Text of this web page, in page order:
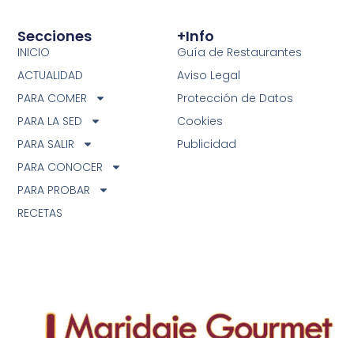
+info
Guía de Restaurantes
Aviso Legal
Protección de Datos
Cookies
Publicidad
Secciones
INICIO
ACTUALIDAD
PARA COMER
PARA LA SED
PARA SALIR
PARA CONOCER
PARA PROBAR
RECETAS